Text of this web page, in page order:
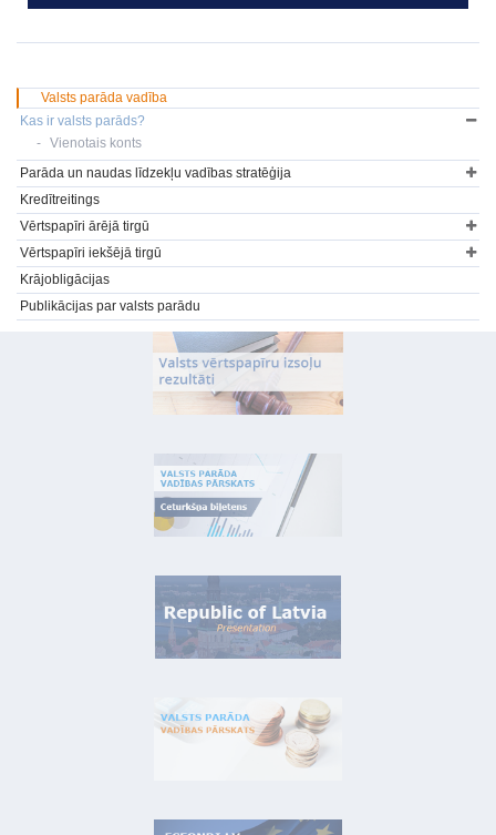
Valsts parāda vadība
Kas ir valsts parāds?
Vienotais konts
Parāda un naudas līdzekļu vadības stratēģija
Kredītreitings
Vērtspapīri ārējā tirgū
Vērtspapīri iekšējā tirgū
Krājobligācijas
Publikācijas par valsts parādu